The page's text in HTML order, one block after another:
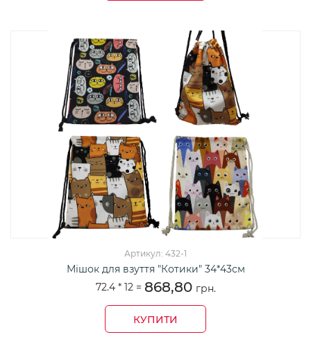
Артикул: 432-1
Мішок для взуття "Котики" 34*43см
72.4 * 12= 868,80 грн.
КУПИТИ